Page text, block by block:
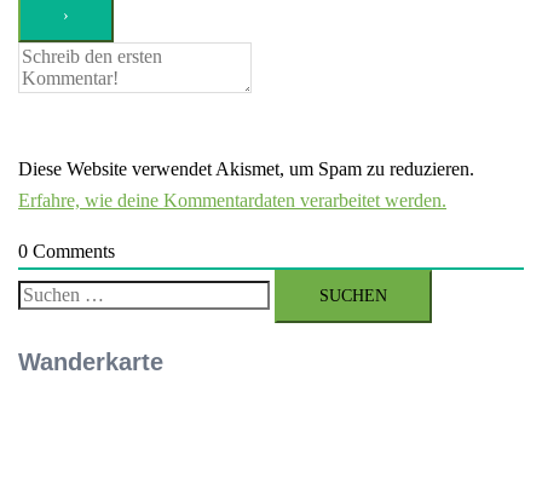
Diese Website verwendet Akismet, um Spam zu reduzieren.
Erfahre, wie deine Kommentardaten verarbeitet werden.
0 Comments
Suchen
Wanderkarte